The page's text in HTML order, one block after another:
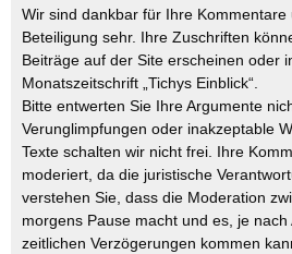
Wir sind dankbar für Ihre
Beteiligung sehr. Ihre Zuschriften
Beiträge auf der Site erscheinen oder
Monatszeitschrift „Tichys Einblick“.
Bitte entwerten Sie Ihre Argumente
Verunglimpfungen oder inakzeptable
Texte schalten wir nicht frei. Ihre
moderiert, da die juristische
verstehen Sie, dass die Moderation
morgens Pause macht und es, je nach
zeitlichen Verzögerungen kommen